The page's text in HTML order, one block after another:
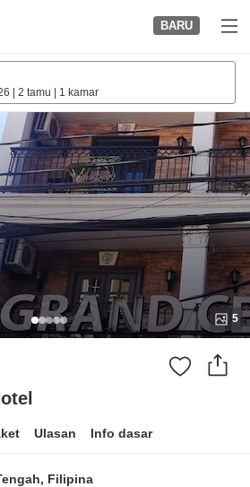
BARU
2 tamu 1 kamar
5
Ulasan Info dasar
Filipina